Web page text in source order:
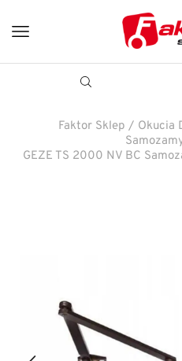
Faktor Sklep / Okucia
GEZE TS 2000 NV BC